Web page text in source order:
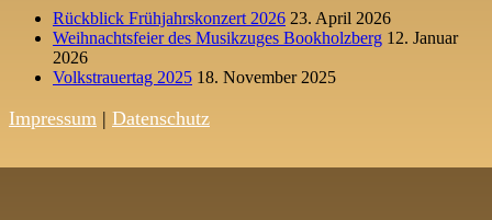
Rückblick Frühjahrskonzert 2026 23. April 2026
Weihnachtsfeier des Musikzuges Bookholzberg 12. Januar
2026
Volkstrauertag 2025 18. November 2025
Impressum | Datenschutz